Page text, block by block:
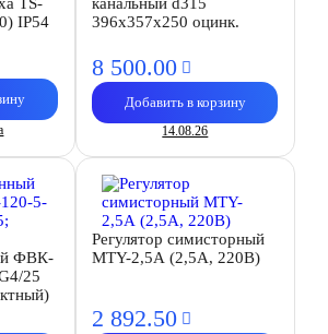
IP54
396х357х250 оцинк.
8 500.00
Добавить в корзину
14.08.26
ФВК-
25
Регулятор симисторный
MTY-2,5А (2,5А, 220В)
2 892.50